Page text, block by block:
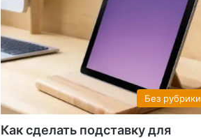
Без рубрики
Как сделать подставку для